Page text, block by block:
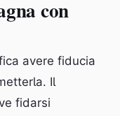
con
avere fiducia
Il
fidarsi